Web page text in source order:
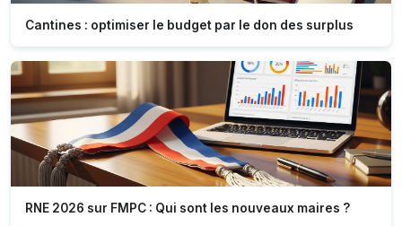
Cantines : optimiser le budget par le don des surplus
RNE 2026 sur FMPC : Qui sont les nouveaux maires ?